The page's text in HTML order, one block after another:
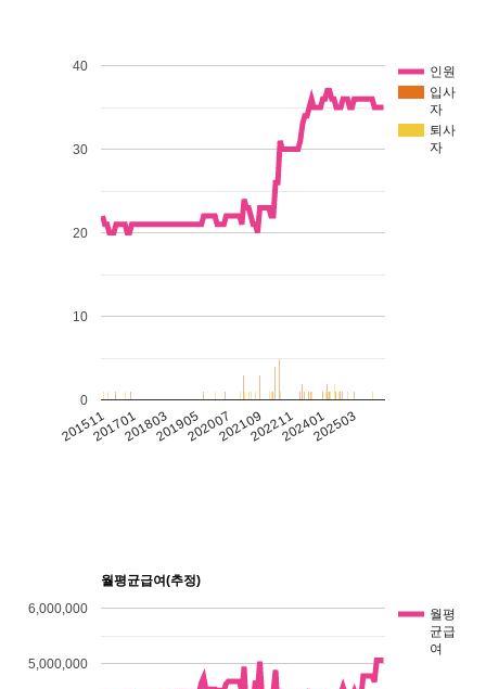
인원
입사
자
퇴사
자
201511201701201803201905202007202109202211202401202503
0
10
20
30
40
월평균급여(추정)
월평
균급
여
5,000,000
6,000,000